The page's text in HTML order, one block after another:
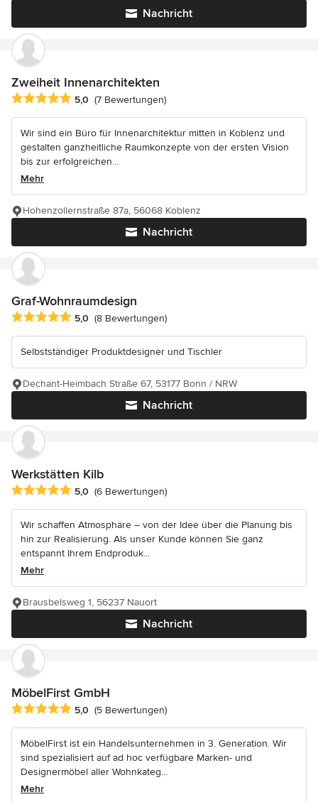
Nachricht
Zweiheit Innenarchitekten
Durchschnittliche Bewertung: 5 von 5 Sternen
5,0 (7 Bewertungen)
Wir sind ein Büro für Innenarchitektur mitten in Koblenz und
gestalten ganzheitliche Raumkonzepte von der ersten Vision
bis zur erfolgreichen...
Mehr
Nachricht
Hohenzollernstraße 87a, 56068 Koblenz
Graf-Wohnraumdesign
Durchschnittliche Bewertung: 5 von 5 Sternen
5,0 (8 Bewertungen)
Selbstständiger Produktdesigner und Tischler
Nachricht
Dechant-Heimbach Straße 67, 53177 Bonn / NRW
Werkstätten Kilb
Durchschnittliche Bewertung: 5 von 5 Sternen
5,0 (6 Bewertungen)
Wir schaffen Atmosphäre – von der Idee über die Planung bis
hin zur Realisierung. Als unser Kunde können Sie ganz
entspannt Ihrem Endproduk...
Mehr
Nachricht
Brausbelsweg 1, 56237 Nauort
MöbelFirst GmbH
Durchschnittliche Bewertung: 5 von 5 Sternen
5,0 (5 Bewertungen)
MöbelFirst ist ein Handelsunternehmen in 3. Generation. Wir
sind spezialisiert auf ad hoc verfügbare Marken- und
Designermöbel aller Wohnkateg...
Mehr